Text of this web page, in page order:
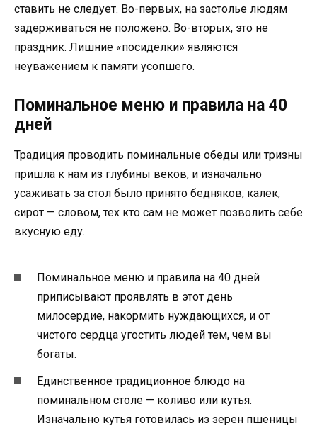
ставить не следует. Во-первых, на застолье людям
задерживаться не положено. Во-вторых, это не
праздник. Лишние «посиделки» являются
неуважением к памяти усопшего.
Поминальное меню и правила на 40
дней
Традиция проводить поминальные обеды или тризны
пришла к нам из глубины веков, и изначально
усаживать за стол было принято бедняков, калек,
сирот — словом, тех кто сам не может позволить себе
вкусную еду.
Поминальное меню и правила на 40 дней
приписывают проявлять в этот день
милосердие, накормить нуждающихся, и от
чистого сердца угостить людей тем, чем вы
богаты.
Единственное традиционное блюдо на
поминальном столе — коливо или кутья.
Изначально кутья готовилась из зерен пшеницы